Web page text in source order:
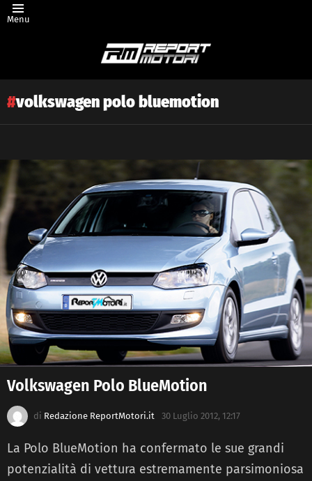
Menu
volkswagen polo bluemotion
Latest
story
Volkswagen Polo BlueMotion
di Redazione ReportMotori.it 30 Luglio 2012, 12:17
La Polo BlueMotion ha confermato le sue grandi
potenzialità di vettura estremamente parsimoniosa